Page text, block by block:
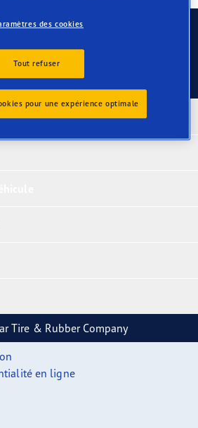
Tire & Rubber Company
en ligne
des cookies
Tout refuser
pour une expérience optimale